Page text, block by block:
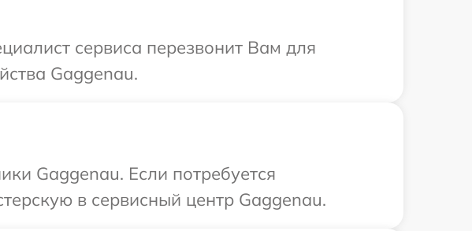
сервиса перезвонит Вам для
Gaggenau.
Gaggenau. Если потребуется
в сервисный центр Gaggenau.